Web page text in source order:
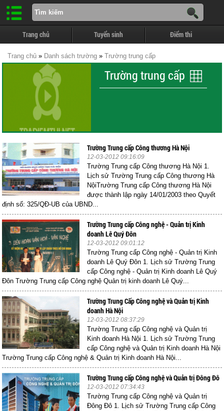
Trang chủ Tuyển sinh Điểm thi
Trang chủ » Danh sách trường » Trường trung cấp
Trường trung cấp
Trường Trung cấp Công thương Hà Nội
12-03-2012 09:16:09
Trường Trung cấp Công thương Hà Nội 1.
Lịch sử Trường Trung cấp Công thương Hà
NộiTrường Trung cấp Công thương Hà Nội
được thành lập ngày 14/01/2003 theo Quyết
định số: 325/QĐ-UB của UBND...
Trường Trung cấp Công nghệ - Quản trị Kinh
doanh Lê Quý Đôn
12-03-2012 09:01:12
Trường Trung cấp Công nghệ - Quản trị Kinh
doanh Lê Quý Đôn 1. Lịch sử Trường Trung
cấp Công nghệ - Quản trị Kinh doanh Lê Quý
Đôn Trường Trung cấp Công nghệ Quản trị kinh doanh Lê Quý...
Trường Trung Cấp Công nghệ và Quản trị Kinh
doanh Hà Nội
12-03-2012 08:37:29
Trường Trung cấp Công nghệ và Quản trị
Kinh doanh Hà Nội 1. Lịch sử Trường Trung
cấp Công nghệ và Quản trị Kinh doanh Hà Nội
Trường Trung cấp Công nghệ & Quản trị Kinh doanh Hà Nội...
Trường Trung cấp Công nghệ và Quản trị Đông Đô
12-03-2012 07:34:43
Trường Trung cấp Công nghệ và Quản trị
Đông Đô 1. Lịch sử Trường Trung cấp Công